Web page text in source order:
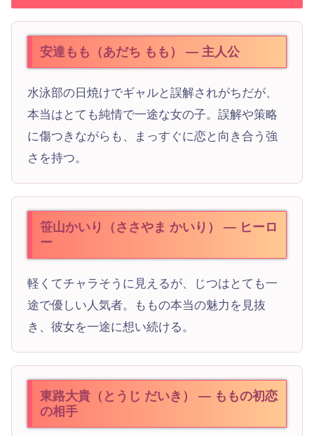
安達もも（あだち もも） — 主人公
水泳部の日焼けでギャルと誤解されがちだが、
本当はとても純情で一途な女の子。誤解や策略
に傷つきながらも、まっすぐに恋と向き合う強
さを持つ。
笹山かいり（ささやま かいり） — ヒーロ
ー
軽くてチャラそうに見えるが、じつはとても一
途で優しい人気者。ももの本当の魅力を見抜
き、彼女を一途に想い続ける。
東路大貴（とうじ だいき） — ももの初恋
の相手